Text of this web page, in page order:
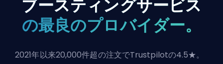
ブースティングサービス
の最良のプロバイダー。
2021年以来20,000件超の注文でTrustpilotの4.5★。